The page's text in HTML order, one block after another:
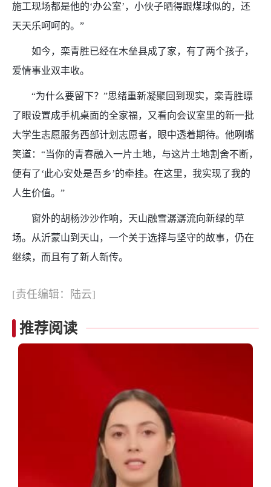
施工现场都是他的‘办公室’，小伙子晒得跟煤球似的，还
天天乐呵呵的。”
如今，栾青胜已经在木垒县成了家，有了两个孩子，
爱情事业双丰收。
“为什么要留下？”思绪重新凝聚回到现实，栾青胜瞟
了眼设置成手机桌面的全家福，又看向会议室里的新一批
大学生志愿服务西部计划志愿者，眼中透着期待。他咧嘴
笑道：“当你的青春融入一片土地，与这片土地割舍不断，
便有了‘此心安处是吾乡’的牵挂。在这里，我实现了我的
人生价值。”
窗外的胡杨沙沙作响，天山融雪潺潺流向新绿的草
场。从沂蒙山到天山，一个关于选择与坚守的故事，仍在
继续，而且有了新人新传。
[责任编辑：陆云]
推荐阅读